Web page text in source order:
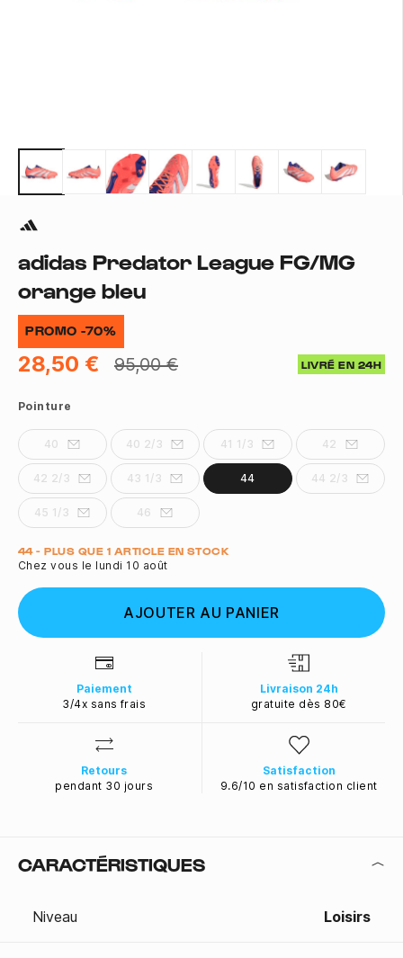
adidas Predator League FG/MG
orange bleu
PROMO -70%
28,50 € 95,00 € LIVRÉ EN 24H
Pointure
40 40 2/3 41 1/3 42
42 2/3 43 1/3 44 44 2/3
45 1/3 46
Quantité
44 - PLUS QUE 1 ARTICLE EN STOCK
Chez vous le lundi 10 août
AJOUTER AU PANIER
Paiement
3/4x sans frais
Livraison 24h
gratuite dès 80€
Retours
pendant 30 jours
Satisfaction
9.6/10 en satisfaction client
CARACTÉRISTIQUES
Niveau Loisirs